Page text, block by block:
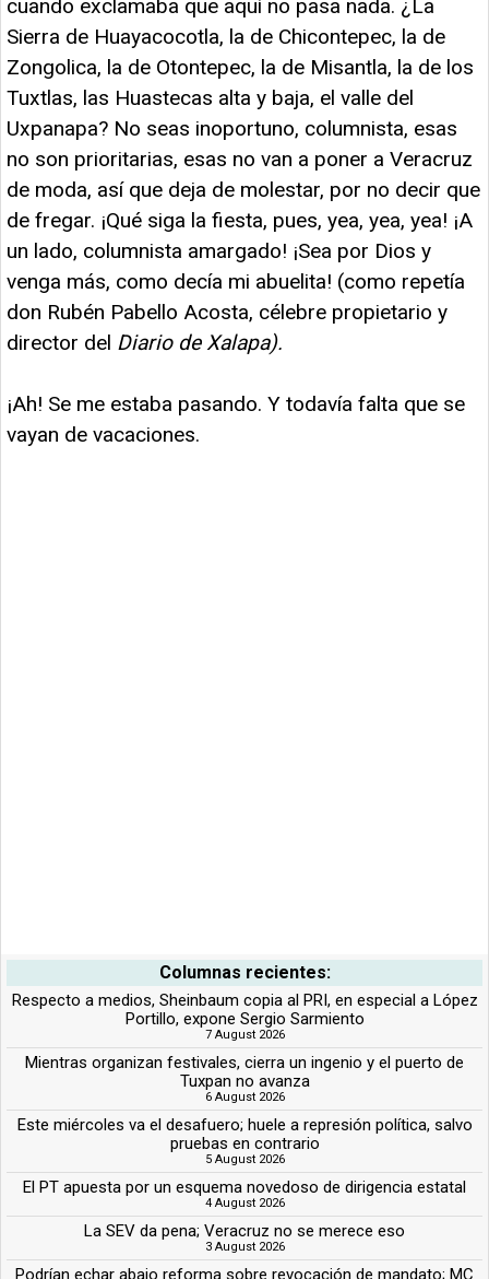
cuando exclamaba que aquí no pasa nada. ¿La
Sierra de Huayacocotla, la de Chicontepec, la de
Zongolica, la de Otontepec, la de Misantla, la de los
Tuxtlas, las Huastecas alta y baja, el valle del
Uxpanapa? No seas inoportuno, columnista, esas
no son prioritarias, esas no van a poner a Veracruz
de moda, así que deja de molestar, por no decir que
de fregar. ¡Qué siga la fiesta, pues, yea, yea, yea! ¡A
un lado, columnista amargado! ¡Sea por Dios y
venga más, como decía mi abuelita! (como repetía
don Rubén Pabello Acosta, célebre propietario y
director del Diario de Xalapa).
¡Ah! Se me estaba pasando. Y todavía falta que se
vayan de vacaciones.
Columnas recientes:
Respecto a medios, Sheinbaum copia al PRI, en especial a López
Portillo, expone Sergio Sarmiento
7 August 2026
Mientras organizan festivales, cierra un ingenio y el puerto de
Tuxpan no avanza
6 August 2026
Este miércoles va el desafuero; huele a represión política, salvo
pruebas en contrario
5 August 2026
El PT apuesta por un esquema novedoso de dirigencia estatal
4 August 2026
La SEV da pena; Veracruz no se merece eso
3 August 2026
Podrían echar abajo reforma sobre revocación de mandato; MC